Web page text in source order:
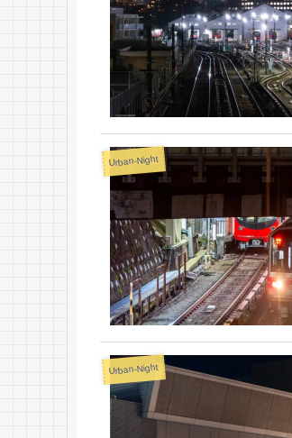
Urban-Night
Urban-Night